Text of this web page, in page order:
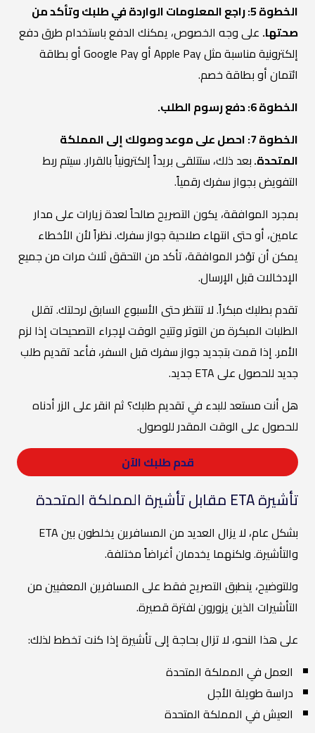
الخطوة 5: راجع المعلومات الواردة في طلبك وتأكد من
صحتها. على وجه الخصوص، يمكنك الدفع باستخدام طرق دفع
إلكترونية مناسبة مثل Apple Pay أو Google Pay أو بطاقة
ائتمان أو بطاقة خصم.
الخطوة 6: دفع رسوم الطلب.
الخطوة 7: احصل على موعد وصولك إلى المملكة
المتحدة.بعد ذلك، ستتلقى بريداً إلكترونياً بالقرار. سيتم ربط
التفويض بجواز سفرك رقمياً.
بمجرد الموافقة، يكون التصريح صالحاً لعدة زيارات على مدار
عامين، أو حتى انتهاء صلاحية جواز سفرك. نظراً لأن الأخطاء
يمكن أن تؤخر الموافقة، تأكد من التحقق ثلاث مرات من جميع
الإدخالات قبل الإرسال.
تقدم بطلبك مبكراً. لا تنتظر حتى الأسبوع السابق لرحلتك. تقلل
الطلبات المبكرة من التوتر وتتيح الوقت لإجراء التصحيحات إذا لزم
الأمر. إذا قمت بتجديد جواز سفرك قبل السفر، فأعد تقديم طلب
جديد للحصول على ETA جديد.
هل أنت مستعد للبدء في تقديم طلبك؟ ثم انقر على الزر أدناه
للحصول على الوقت المقدر للوصول.
قدم طلبك الآن
تأشيرة ETA مقابل تأشيرة المملكة المتحدة
بشكل عام، لا يزال العديد من المسافرين يخلطون بين ETA
والتأشيرة. ولكنهما يخدمان أغراضاً مختلفة.
وللتوضيح، ينطبق التصريح فقط على المسافرين المعفيين من
التأشيرات الذين يزورون لفترة قصيرة.
على هذا النحو، لا تزال بحاجة إلى تأشيرة إذا كنت تخطط لذلك:
العمل في المملكة المتحدة
دراسة طويلة الأجل
العيش في المملكة المتحدة